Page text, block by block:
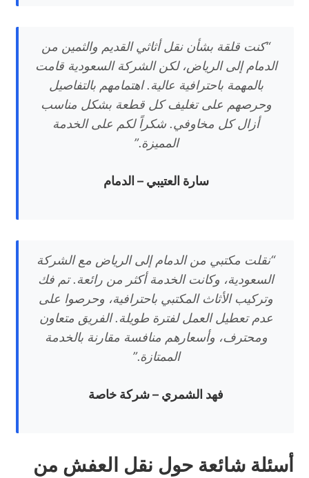
“كنت قلقة بشأن نقل أثاثي القديم والثمين من
الدمام إلى الرياض، لكن الشركة السعودية قامت
بالمهمة باحترافية عالية. اهتمامهم بالتفاصيل
وحرصهم على تغليف كل قطعة بشكل مناسب
أزال كل مخاوفي. شكراً لكم على الخدمة
المميزة.”
سارة العتيبي – الدمام
“نقلت مكتبي من الدمام إلى الرياض مع الشركة
السعودية، وكانت الخدمة أكثر من رائعة. تم فك
وتركيب الأثاث المكتبي باحترافية، وحرصوا على
عدم تعطيل العمل لفترة طويلة. الفريق متعاون
ومحترف، وأسعارهم منافسة مقارنة بالخدمة
الممتازة.”
فهد الشمري – شركة خاصة
أسئلة شائعة حول نقل العفش من